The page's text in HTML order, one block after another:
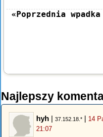
«Poprzednia wpadka
Najlepszy
hyh | 37.152.18.* | 14
21:07